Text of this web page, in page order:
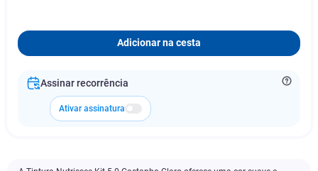
Adicionar na cesta
Assinar recorrência
Ativar assinatura